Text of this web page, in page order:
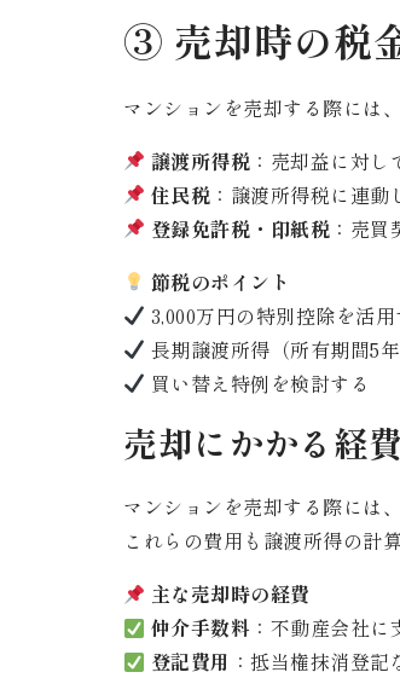
③ 売却時の税
マンションを売却する際には
譲渡所得税 ：売却益に対し
住民税 ：譲渡所得税に連動
登録免許税・印紙税 ：売
節税のポイント
3,000万円の特別控除を活
長期譲渡所得（所有期間5
買い替え特例を検討する
売却にかかる経
マンションを売却する際には
これらの費用も譲渡所得の計
主な売却時の経費
仲介手数料 ：不動産会社
登記費用 ：抵当権抹消登